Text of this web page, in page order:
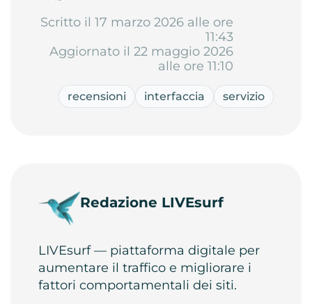
Scritto il 17 marzo 2026 alle ore
11:43
Aggiornato il 22 maggio 2026
alle ore 11:10
recensioni interfaccia servizio
Redazione LIVEsurf
LIVEsurf — piattaforma digitale per
aumentare il traffico e migliorare i
fattori comportamentali dei siti.